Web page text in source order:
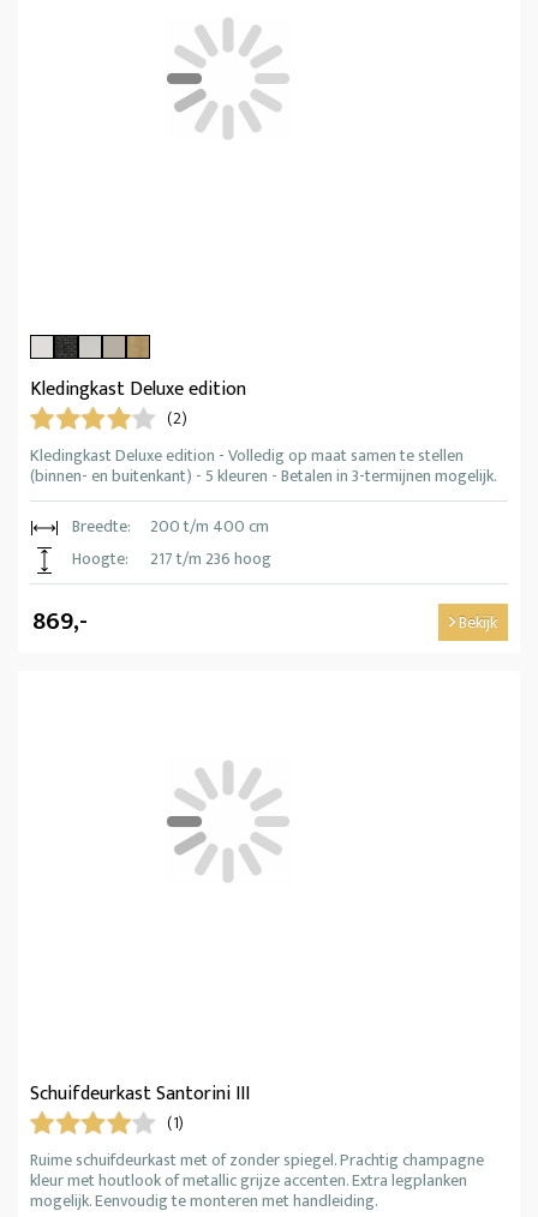
Kledingkast Deluxe edition
(2)
Kledingkast Deluxe edition - Volledig op maat samen te stellen
(binnen- en buitenkant) - 5 kleuren - Betalen in 3-termijnen mogelijk.
Breedte:
200 t/m 400 cm
Hoogte:
217 t/m 236 hoog
869,- Bekijk
Schuifdeurkast Santorini III
(1)
Ruime schuifdeurkast met of zonder spiegel. Prachtig champagne
kleur met houtlook of metallic grijze accenten. Extra legplanken
mogelijk. Eenvoudig te monteren met handleiding.